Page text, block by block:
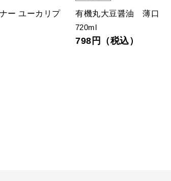
寺岡家の有機醤油 淡口
500ml
1,210円（税込）